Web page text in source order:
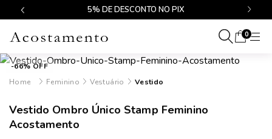
5% DE DESCONTO NO PIX
0
-66% OFF
Feminino
Vestuário Vestido
Vestido Ombro Único Stamp Feminino
Acostamento